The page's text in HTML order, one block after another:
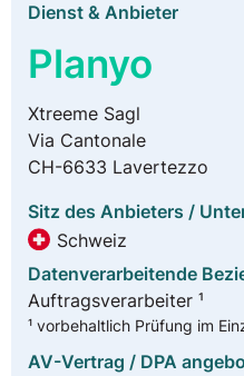
Dienst & Anbieter
Planyo
Xtreeme Sagl
Via Cantonale
CH-6633 Lavertezzo
Sitz des Anbieters /
Schweiz
Datenverarbeitende
Auftragsverarbeiter ¹
¹ vorbehaltlich Prüfung im
AV-Vertrag / DPA